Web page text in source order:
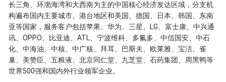
长三角、环渤海湾和大西南为主的中国核心经济发达区域，分支机
构遍布国内主要城市、港台地区和美国、德国、日本、韩国、东南
亚等国家，服务客户包括苹果、华为、三星、LG、富士康、中兴通
讯、OPPO、比亚迪、ATL、宁波维科、多氟多、中信国安、中石
化、中海油、中核、中广核、拜耳、巴斯夫、欧莱雅、宝洁、雀
巢、美赞臣、五粮液、北京同仁堂、九芝堂、石药集团、周黑鸭等
世界500强和国内外行业领军企业。